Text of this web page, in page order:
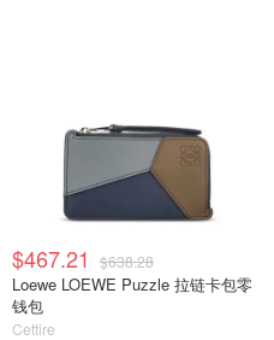
$467.21 $638.28
Loewe LOEWE Puzzle 拉链卡包零
钱包
Cettire